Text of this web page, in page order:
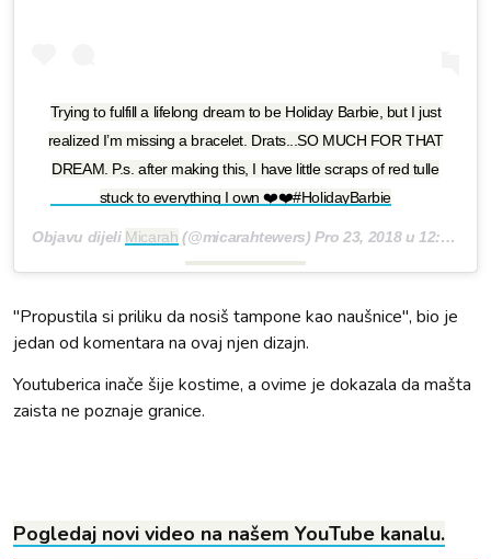
Trying to fulfill a lifelong dream to be Holiday Barbie, but I just
realized I’m missing a bracelet. Drats...SO MUCH FOR THAT
DREAM. P.s. after making this, I have little scraps of red tulle
stuck to everything I own ❤️❤️#HolidayBarbie
Objavu dijeli Micarah (@micarahtewers)Pro 23, 2018 u 12:00 PST
"Propustila si priliku da nosiš tampone kao naušnice", bio je
jedan od komentara na ovaj njen dizajn.
Youtuberica inače šije kostime, a ovime je dokazala da mašta
zaista ne poznaje granice.
Pogledaj novi video na našem YouTube kanalu.